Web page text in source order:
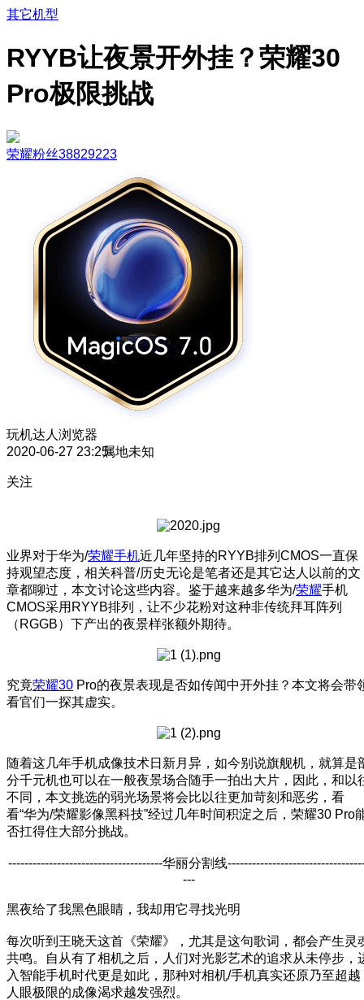
其它机型
RYYB让夜景开外挂？荣耀30
Pro极限挑战
荣耀粉丝38829223
玩机达人 浏览器
2020-06-27 23:25属地未知
关注
业界对于华为/荣耀手机近几年坚持的RYYB排列CMOS一直保
持观望态度，相关科普/历史无论是笔者还是其它达人以前的文
章都聊过，本文讨论这些内容。鉴于越来越多华为/荣耀手机
CMOS采用RYYB排列，让不少花粉对这种非传统拜耳阵列
（RGGB）下产出的夜景样张额外期待。
究竟荣耀30 Pro的夜景表现是否如传闻中开外挂？本文将会带
看官们一探其虚实。
随着这几年手机成像技术日新月异，如今别说旗舰机，就算是
分千元机也可以在一般夜景场合随手一拍出大片，因此，和以
不同，本文挑选的弱光场景将会比以往更加苛刻和恶劣，看
看“华为/荣耀影像黑科技”经过几年时间积淀之后，荣耀30 Pro
否扛得住大部分挑战。
--------------------------------------华丽分割线
---
黑夜给了我黑色眼睛，我却用它寻找光明
每次听到王晓天这首《荣耀》，尤其是这句歌词，都会产生灵
共鸣。自从有了相机之后，人们对光影艺术的追求从未停步，
入智能手机时代更是如此，那种对相机/手机真实还原乃至超越
人眼极限的成像渴求越发强烈。